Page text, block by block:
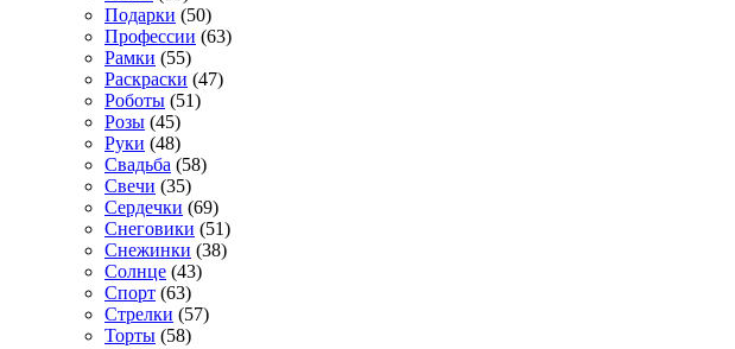
Подарки (50)
Профессии (63)
Рамки (55)
Раскраски (47)
Роботы (51)
Розы (45)
Руки (48)
Свадьба (58)
Свечи (35)
Сердечки (69)
Снеговики (51)
Снежинки (38)
Солнце (43)
Спорт (63)
Стрелки (57)
Торты (58)